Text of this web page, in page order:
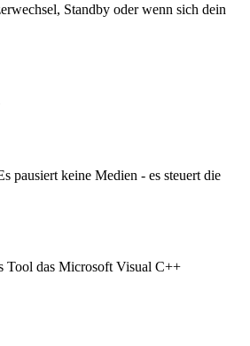
Standby oder wenn sich dein
pausiert keine Medien - es steuert die
Tool das Microsoft Visual C++